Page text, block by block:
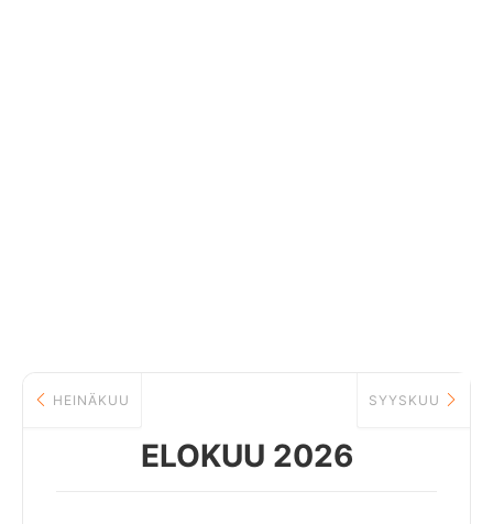
HEINÄKUU
ELOKUU 2026
SYYSKUU